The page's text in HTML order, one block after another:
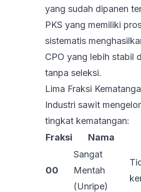
yang sudah dipanen
PKS yang memiliki
sistematis
CPO yang lebih stabil
tanpa seleksi.
Lima Fraksi
Industri sawit
tingkat kematangan:
Fraksi
Nama
00
Sangat
Mentah
(Unripe)